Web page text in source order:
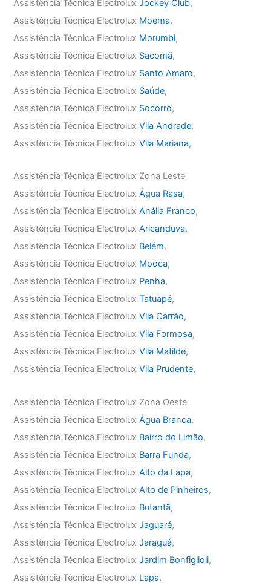
Assistência Técnica ElectroluxJockey Club,
Assistência Técnica Electrolux Moema,
Assistência Técnica Electrolux Morumbi,
Assistência Técnica Electrolux Sacomã,
Assistência Técnica Electrolux Santo Amaro,
Assistência Técnica Electrolux Saúde,
Assistência Técnica Electrolux Socorro,
Assistência Técnica ElectroluxVila Andrade,
Assistência Técnica ElectroluxVila Mariana,
Assistência Técnica Electrolux Zona Leste
Assistência Técnica ElectroluxÁgua Rasa,
Assistência Técnica ElectroluxAnália Franco,
Assistência Técnica ElectroluxAricanduva,
Assistência Técnica Electrolux Belém,
Assistência Técnica Electrolux Mooca,
Assistência Técnica Electrolux Penha,
Assistência Técnica ElectroluxTatuapé,
Assistência Técnica ElectroluxVila Carrão,
Assistência Técnica ElectroluxVila Formosa,
Assistência Técnica ElectroluxVila Matilde,
Assistência Técnica ElectroluxVila Prudente,
Assistência Técnica Electrolux Zona Oeste
Assistência Técnica ElectroluxÁgua Branca,
Assistência Técnica Electrolux Bairro do Limão,
Assistência Técnica Electrolux Barra Funda,
Assistência Técnica ElectroluxAlto da Lapa,
Assistência Técnica ElectroluxAlto de Pinheiros,
Assistência Técnica Electrolux Butantã,
Assistência Técnica ElectroluxJaguaré,
Assistência Técnica ElectroluxJaraguá,
Assistência Técnica ElectroluxJardim Bonfiglioli,
Assistência Técnica Electrolux Lapa,